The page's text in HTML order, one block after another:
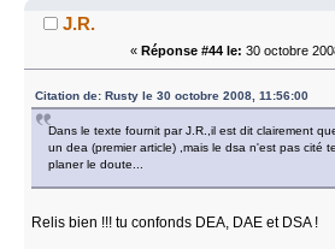
J.R.
« Réponse #44 le: 30 octobre
Citation de: Rusty le 30 octobre 2008, 11:56:00
Dans le texte fournit par J.R.,il est dit clairement
un dea (premier article) ,mais le dsa n'est pas cité
planer le doute...
Relis bien !!! tu confonds DEA, DAE et DSA !